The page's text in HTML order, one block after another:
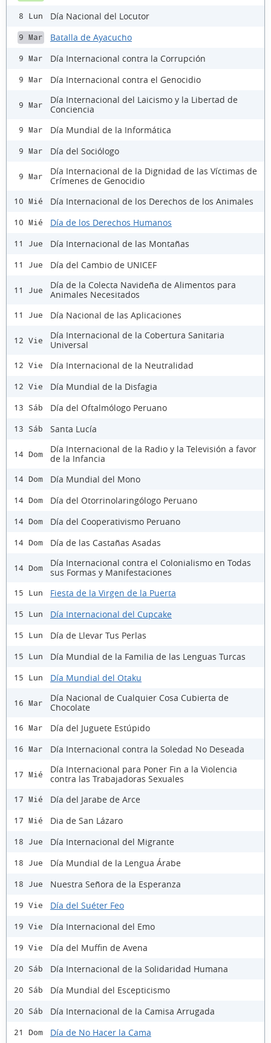
8 Lun Día Nacional del Locutor
9 Mar Batalla de Ayacucho
9 Mar Día Internacional contra la Corrupción
9 Mar Día Internacional contra el Genocidio
9 Mar
Día Internacional del Laicismo y la Libertad de
Conciencia
9 Mar Día Mundial de la Informática
9 Mar Día del Sociólogo
9 Mar
Día Internacional de la Dignidad de las Víctimas de
Crímenes de Genocidio
10 Mié Día Internacional de los Derechos de los Animales
10 Mié Día de los Derechos Humanos
11 Jue Día Internacional de las Montañas
11 Jue Día del Cambio de UNICEF
11 Jue
Día de la Colecta Navideña de Alimentos para
Animales Necesitados
11 Jue Día Nacional de las Aplicaciones
12 Vie
Día Internacional de la Cobertura Sanitaria
Universal
12 Vie Día Internacional de la Neutralidad
12 Vie Día Mundial de la Disfagia
13 Sáb Día del Oftalmólogo Peruano
13 Sáb Santa Lucía
14 Dom
Día Internacional de la Radio y la Televisión a favor
de la Infancia
14 Dom Día Mundial del Mono
14 Dom Día del Otorrinolaringólogo Peruano
14 Dom Día del Cooperativismo Peruano
14 Dom Día de las Castañas Asadas
14 Dom
Día Internacional contra el Colonialismo en Todas
sus Formas y Manifestaciones
15 Lun Fiesta de la Virgen de la Puerta
15 Lun Día Internacional del Cupcake
15 Lun Día de Llevar Tus Perlas
15 Lun Día Mundial de la Familia de las Lenguas Turcas
15 Lun Día Mundial del Otaku
16 Mar
Día Nacional de Cualquier Cosa Cubierta de
Chocolate
16 Mar Día del Juguete Estúpido
16 Mar Día Internacional contra la Soledad No Deseada
17 Mié
Día Internacional para Poner Fin a la Violencia
contra las Trabajadoras Sexuales
17 Mié Día del Jarabe de Arce
17 Mié Dia de San Lázaro
18 Jue Día Internacional del Migrante
18 Jue Día Mundial de la Lengua Árabe
18 Jue Nuestra Señora de la Esperanza
19 Vie Día del Suéter Feo
19 Vie Día Internacional del Emo
19 Vie Día del Muffin de Avena
20 Sáb Día Internacional de la Solidaridad Humana
20 Sáb Día Mundial del Escepticismo
20 Sáb Día Internacional de la Camisa Arrugada
21 Dom Día de No Hacer la Cama